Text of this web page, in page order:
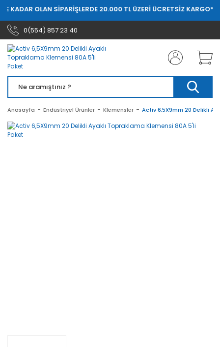
KADAR OLAN SİPARİŞLERDE 20.000 TL ÜZERİ ÜCRETSİZ KARGO* 20
0(554) 857 23 40
Anasayfa Endüstriyel Ürünler Klemensler Activ 6,5X9mm 20 Delikli